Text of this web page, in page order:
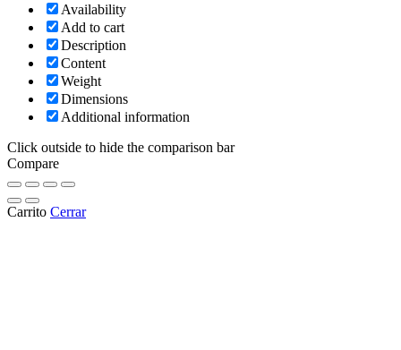
Availability
Add to cart
Description
Content
Weight
Dimensions
Additional information
Click outside to hide the comparison bar
Compare
Carrito Cerrar